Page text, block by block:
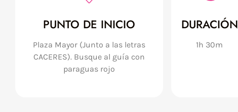
PUNTO DE INICIO
Plaza Mayor (Junto a las letras
CACERES). Busque al guía con
paraguas rojo
DURACIÓN
1h 30m